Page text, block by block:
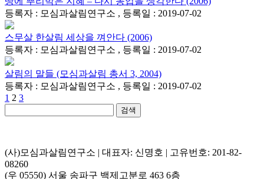
등록자 : 모심과살림연구소 , 등록일 : 2019-07-02
스무살 한살림 세상을 껴안다 (2006)
등록자 : 모심과살림연구소 , 등록일 : 2019-07-02
살림의 말들 (모심과살림 총서 3, 2004)
등록자 : 모심과살림연구소 , 등록일 : 2019-07-02
1 2 3
검색
(사)모심과살림연구소 | 대표자: 신명호 | 고유번호: 201-82-
08260
(우 05550) 서울 송파구 백제고분로 463 6층